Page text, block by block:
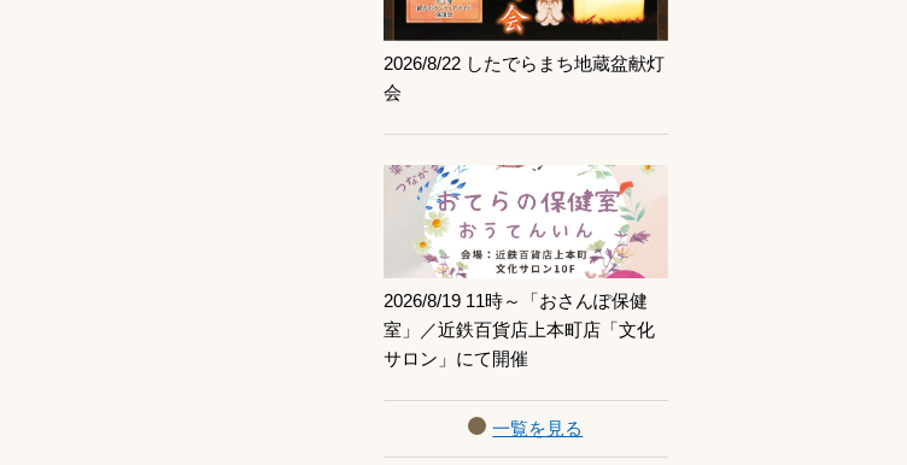
2026/8/22 したでらまち地蔵盆献灯
会
2026/8/19 11時～「おさんぽ保健
室」／近鉄百貨店上本町店「文化
サロン」にて開催
記事を読む
一覧を見る